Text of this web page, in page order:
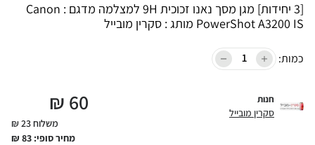
[3 יחידות] מגן מסך נאנו זכוכית 9H למצלמה מדגם : Canon
PowerShot A3200 IS מותג : סקרין מובייל
כמות:
חנות
סקרין מובייל 60
₪
משלוח 23 ₪
מחיר סופי: 83
₪